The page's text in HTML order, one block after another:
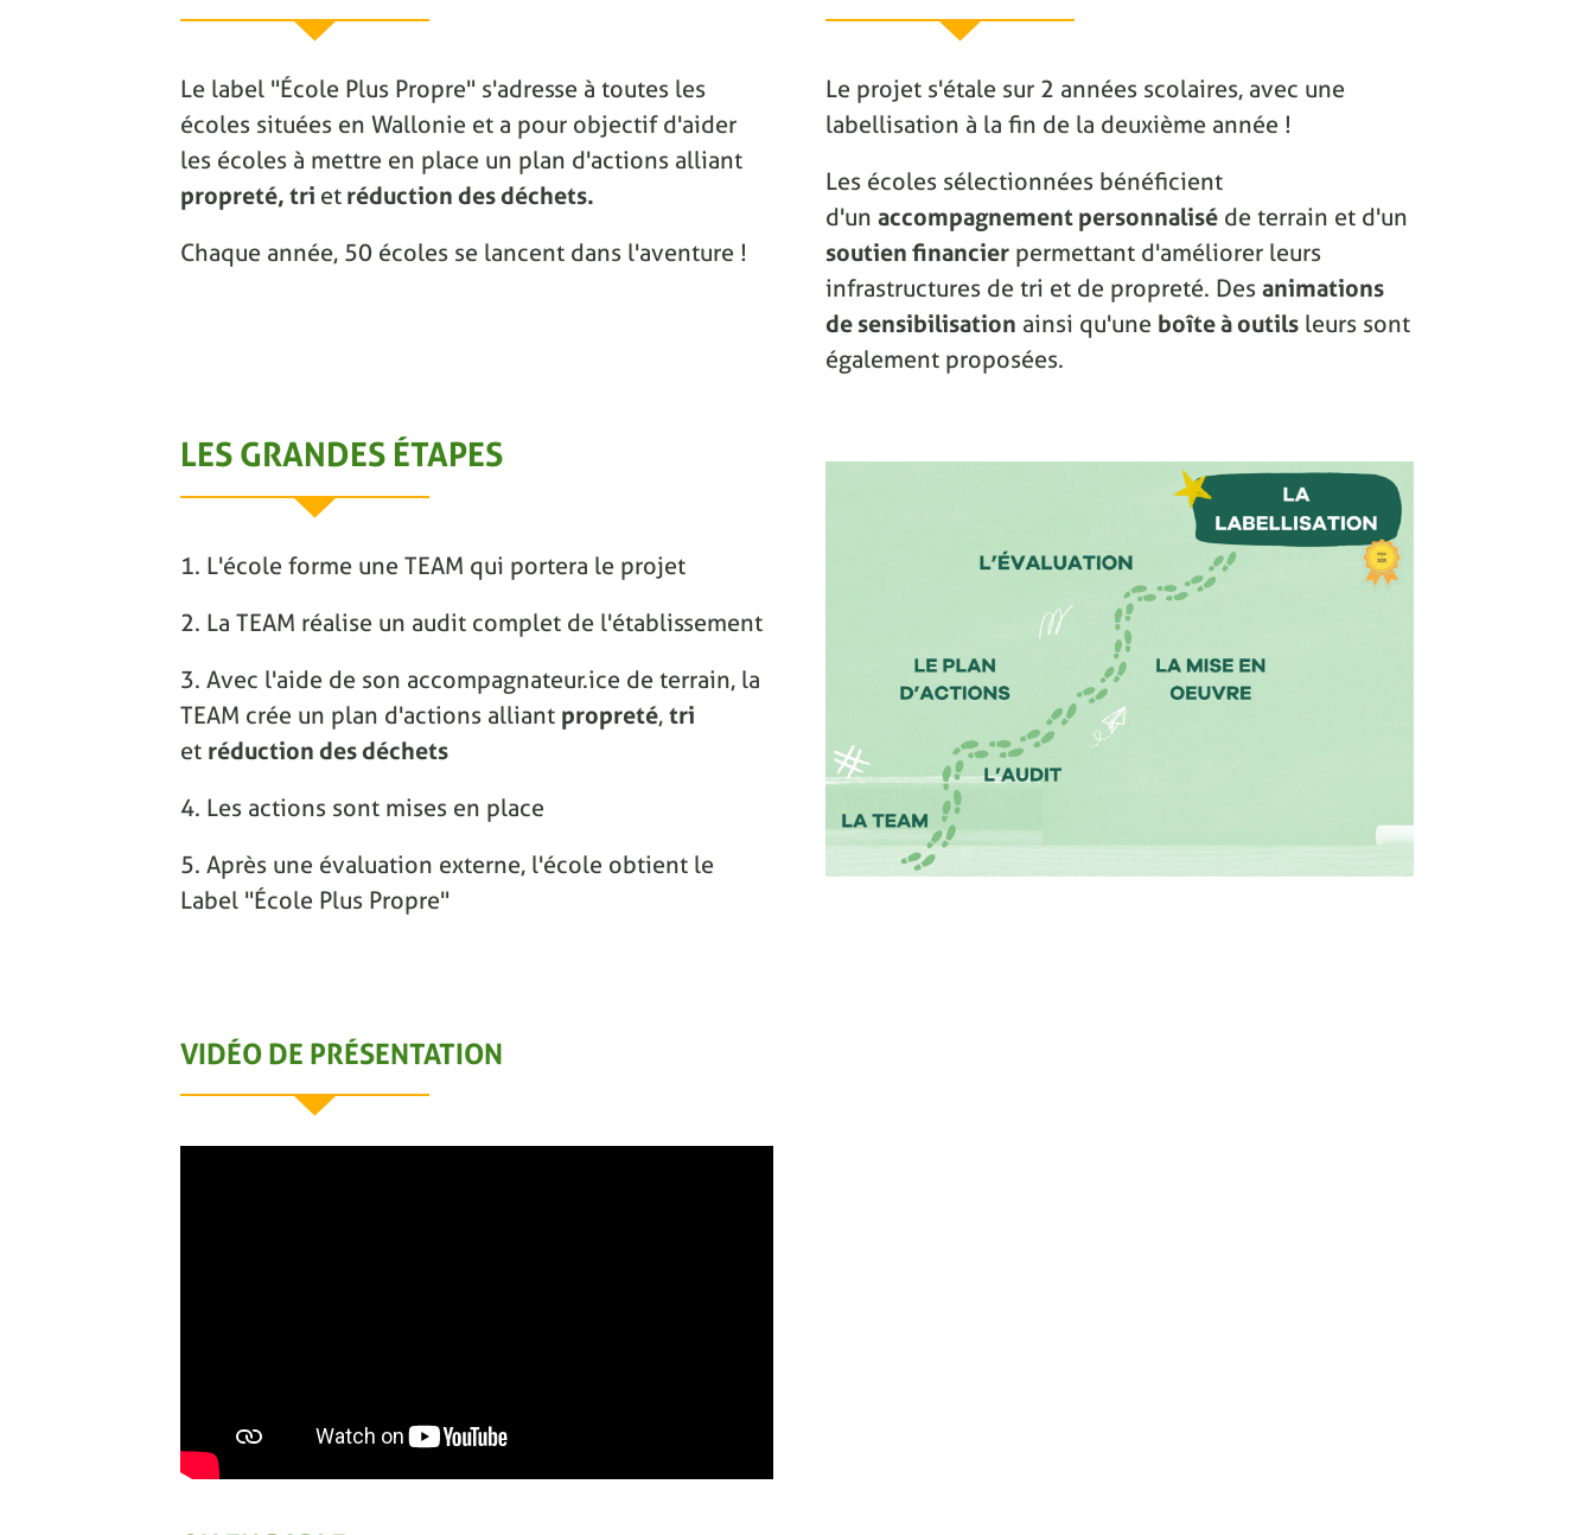
Le label "École Plus Propre" s'adresse à toutes les
écoles situées en Wallonie et a pour objectif d'aider
les écoles à mettre en place un plan d'actions alliant
propreté, tri et réduction des déchets.
Chaque année, 50 écoles se lancent dans l'aventure !
Le projet s'étale sur 2 années scolaires, avec une
labellisation à la fin de la deuxième année !
Les écoles sélectionnées bénéficient
d'un accompagnement personnalisé de terrain et d'un
soutien financier permettant d'améliorer leurs
infrastructures de tri et de propreté. Des animations
de sensibilisation ainsi qu'une boîte à outils leurs sont
également proposées.
LES GRANDES ÉTAPES
1. L'école forme une TEAM qui portera le projet
2. La TEAM réalise un audit complet de l'établissement
3. Avec l'aide de son accompagnateur.ice de terrain, la
TEAM crée un plan d'actions alliant propreté, tri
et réduction des déchets
4. Les actions sont mises en place
5. Après une évaluation externe, l'école obtient le
Label "École Plus Propre"
VIDÉO DE PRÉSENTATION